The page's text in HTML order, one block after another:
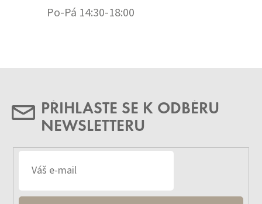
Po-Pá 14:30-18:00
PŘIHLASTE SE K ODBĚRU
NEWSLETTERU